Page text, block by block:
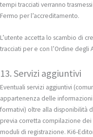
tempi tracciati verranno
Fermo per l’accreditamento.
L’utente accetta lo scambio di
tracciati per e con l’Ordine degli
13. Servizi aggiuntivi
Eventuali servizi aggiuntivi
appartenenza delle
formativi) oltre alla disponibilità
previa corretta compilazione dei
moduli di registrazione. Ki6-